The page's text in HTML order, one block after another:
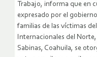
Trabajo, informa que en
expresado por el
familias de las víctimas
Internacionales del
Sabinas, Coahuila, se